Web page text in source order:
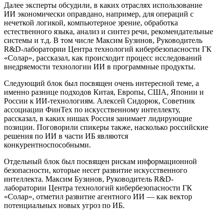
Далее эксперты обсудили, в каких отраслях использование
ИИ экономически оправдано, например, для операций с
нечеткой логикой, компьютерное зрение, обработка
естественного языка, анализ и синтез речи, рекомендательные
системы и т.д. В том числе Максим Бузинов, Руководитель
R&D-лаборатории Центра технологий кибербезопасности ГК
«Солар», рассказал, как происходит процесс исследований
внедряемости технологии ИИ в программные продукты.
Следующий блок был посвящен очень интересной теме, а
именно разнице подходов Китая, Европы, США, Японии и
России к ИИ-технологиям. Алексей Сидорюк, Советник
ассоциации ФинТех по искусственному интеллекту,
рассказал, в каких нишах Россия занимает лидирующие
позиции. Поговорили спикеры также, насколько российские
решения по ИИ в части ИБ являются
конкурентноспособными.
Отдельный блок был посвящен рискам информационной
безопасности, которые несет развитие искусственного
интеллекта. Максим Бузинов, Руководитель R&D-
лаборатории Центра технологий кибербезопасности ГК
«Солар», отметил развитие агентного ИИ — как вектор
потенциальных новых угроз по ИБ.